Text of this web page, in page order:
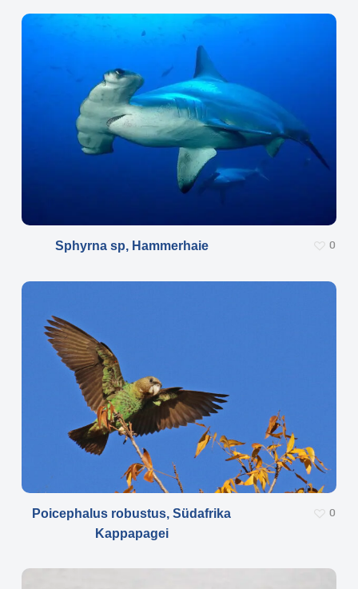
Sphyrna sp, Hammerhaie 0
Poicephalus robustus, Südafrika
Kappapagei
0